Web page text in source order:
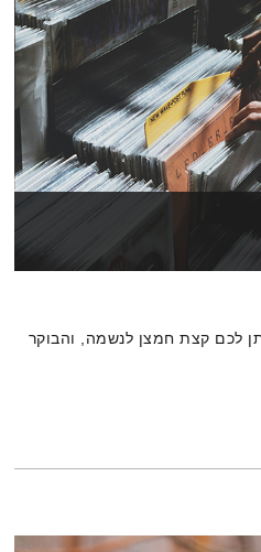
לכם קצת חמצן לנשמה, והבוקר